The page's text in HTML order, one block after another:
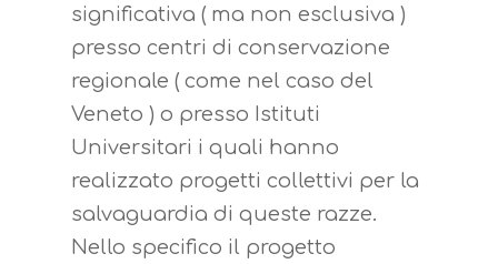
significativa ( ma non esclusiva )
presso centri di conservazione
regionale ( come nel caso del
Veneto ) o presso Istituti
Universitari i quali hanno
realizzato progetti collettivi per la
salvaguardia di queste razze.
Nello specifico il progetto
Razze
Normative
Razze
Mostre
Norme
Allevatori
Servizi
Richiedi Info
Nutrizionali
Filiera di Qualità
Curiosità
Ricette
Coniglicoltura
Login R.A. ANCI
Come Iscriversi